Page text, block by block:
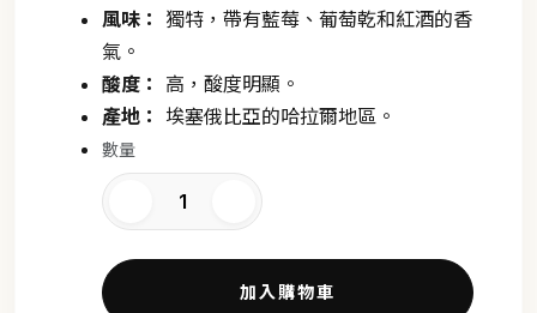
風味：
獨特，帶有藍莓、葡萄乾和紅酒的香
氣。
酸度：
高，酸度明顯。
產地：
埃塞俄比亞的哈拉爾地區。
數量
加入購物車